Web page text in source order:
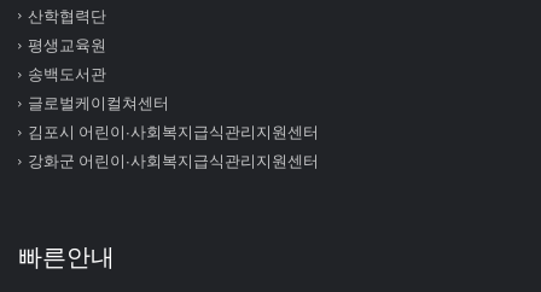
산학협력단
평생교육원
송백도서관
글로벌케이컬쳐센터
김포시 어린이∙사회복지급식관리지원센터
강화군 어린이∙사회복지급식관리지원센터
빠른안내